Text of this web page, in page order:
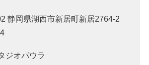
静岡県湖西市新居町新居2764-2
ジオパウラ